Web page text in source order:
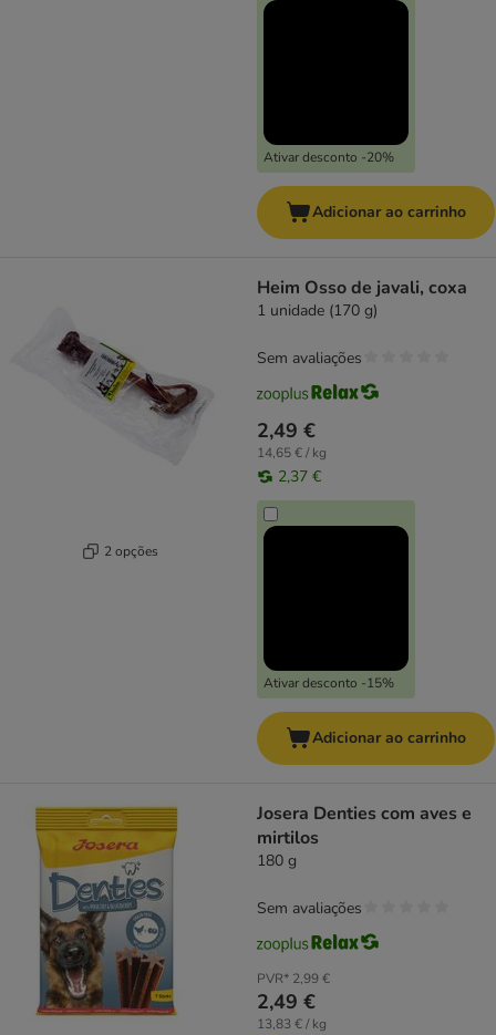
Ativar desconto -20%
Adicionar ao carrinho
2 opções
Heim Osso de javali, coxa
1 unidade (170 g)
2,49 €
14,65 € / kg
2,37 €
Ativar desconto -15%
Sem avaliações
Adicionar ao carrinho
Josera Denties com aves e
mirtilos
180 g
PVR* 2,99 €
2,49 €
13,83 € / kg
Sem avaliações